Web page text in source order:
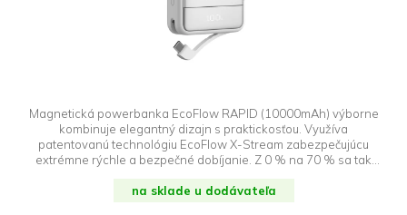
Magnetická powerbanka EcoFlow RAPID (10000mAh) výborne
kombinuje elegantný dizajn s praktickosťou. Využíva
patentovanú technológiu EcoFlow X-Stream zabezpečujúcu
extrémne rýchle a bezpečné dobíjanie. Z 0 % na 70 % sa tak
doplní energie i bezdrátovo, ostatné prístroje pomocou
zabudovaného USB-C kábla. Bez problémov napájajú väčšinu
na sklade u dodávateľa